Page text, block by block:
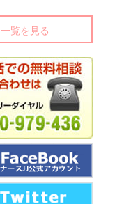
一覧を見る